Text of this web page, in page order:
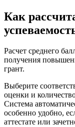
Как
Расчет среднего
получения
грант.
Выберите
оценки и
Система
особенно удобно,
аттестате или